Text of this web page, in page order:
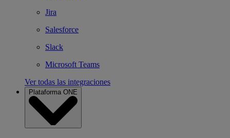
Jira
Salesforce
Slack
Microsoft Teams
Ver todas las integraciones
Plataforma ONE